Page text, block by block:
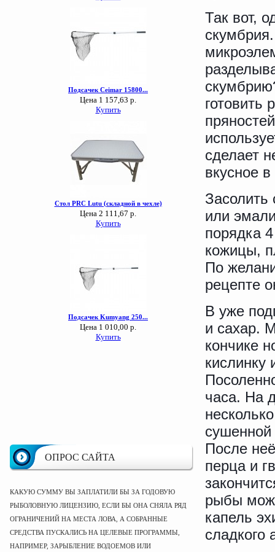
ОПРОС САЙТА
КАКУЮ СУММУ ВЫ ЗАПЛАТИЛИ БЫ ЗА ГОДОВУЮ
РЫБОЛОВНУЮ ЛИЦЕНЗИЮ, ЕСЛИ БЫ ОНА СНЯЛА РЯД
ОГРАНИЧЕНИЙ НА МЕСТА ЛОВА, А СОБРАННЫЕ
СРЕДСТВА ПУСКАЛИСЬ НА ЦЕЛЕВЫЕ ПРОГРАММЫ,
НАПРИМЕР, ЗАРЫБЛЕНИЕ ВОДОЕМОВ ИЛИ
Так вот,
готовить
сделает
вкусное в
Засолить
или
порядка
кожицы,
По
рецепте
В уже
и сахар.
кончике
кислинку
часа. На
сушенной
После
перца и
рыбы
капель
сладкого